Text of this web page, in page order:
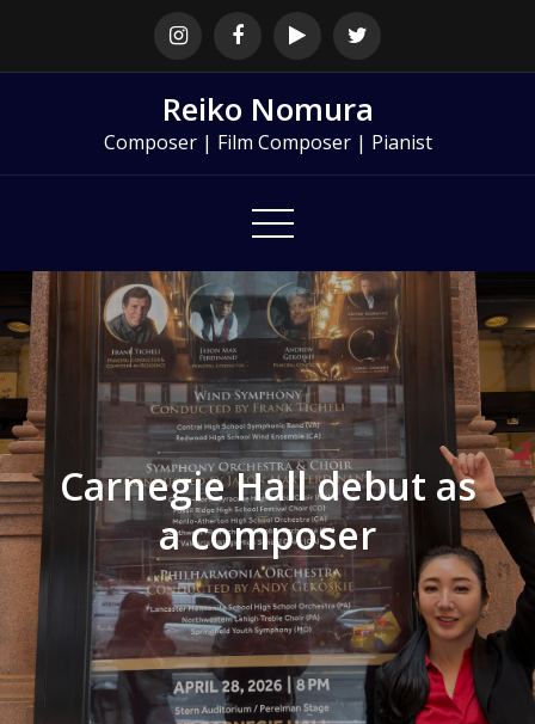
Reiko Nomura
Composer | Film Composer | Pianist
Carnegie Hall debut as
a composer